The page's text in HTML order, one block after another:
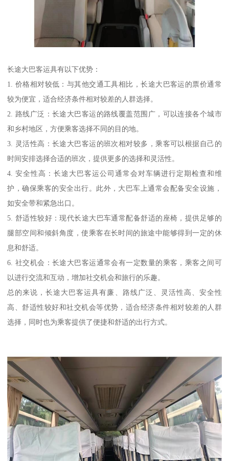
长途大巴客运具有以下优势：
1. 价格相对较低：与其他交通工具相比，长途大巴客运的票价通常
较为便宜，适合经济条件相对较差的人群选择。
2. 路线广泛：长途大巴客运的路线覆盖范围广，可以连接各个城市
和乡村地区，方便乘客选择不同的目的地。
3. 灵活性高：长途大巴客运的班次相对较多，乘客可以根据自己的
时间安排选择合适的班次，提供更多的选择和灵活性。
4. 安全性高：长途大巴客运公司通常会对车辆进行定期检查和维
护，确保乘客的安全出行。此外，大巴车上通常会配备安全设施，
如安全带和紧急出口。
5. 舒适性较好：现代长途大巴车通常配备舒适的座椅，提供足够的
腿部空间和倾斜角度，使乘客在长时间的旅途中能够得到一定的休
息和舒适。
6. 社交机会：长途大巴客运通常会有一定数量的乘客，乘客之间可
以进行交流和互动，增加社交机会和旅行的乐趣。
总的来说，长途大巴客运具有廉、路线广泛、灵活性高、安全性
高、舒适性较好和社交机会等优势，适合经济条件相对较差的人群
选择，同时也为乘客提供了便捷和舒适的出行方式。